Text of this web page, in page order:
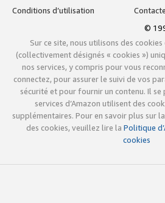
Conditions d’utilisation
©
Sur ce site, nous utilisons des
(collectivement désignés « cookies »)
nos services, y compris pour vous
connectez, pour assurer le suivi de vos
sécurité et pour fournir un contenu. Il se
services d’Amazon utilisent des
supplémentaires. Pour en savoir plus sur
des cookies, veuillez lire la Politique
cookies